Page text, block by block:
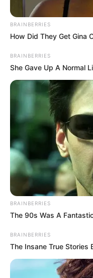
Blech
der
je
July 25, 2025 by
BRAINBERRIES
How Did They Get Gina
BRAINBERRIES
She Gave Up A Normal
BRAINBERRIES
The 90s Was A
BRAINBERRIES
The Insane True Stories